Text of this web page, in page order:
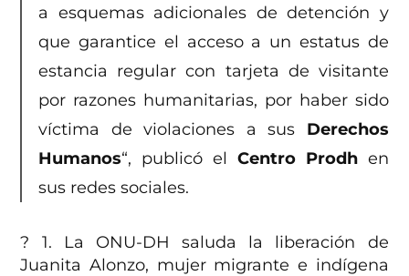
a esquemas adicionales de detención y
que garantice el acceso a un estatus de
estancia regular con tarjeta de visitante
por razones humanitarias, por haber sido
víctima de violaciones a sus Derechos
Humanos“, publicó el Centro Prodhen
sus redes sociales.
? 1. La ONU-DH saluda la liberación de
Juanita Alonzo, mujer migrante e indígena